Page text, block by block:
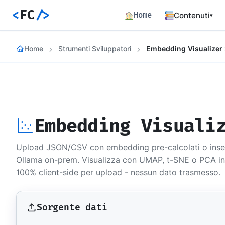
<FC/> Home Contenuti▾
Architettura
Articoli
Percorsi
Learning
Career
Home Strumenti Sviluppatori Embedding Visualizer
Embedding
Upload JSON/CSV con embedding pre-calcolati o
Ollama on-prem. Visualizza con UMAP, t-SNE o PCA
100% client-side per upload - nessun dato trasmesso.
Sorgente dati